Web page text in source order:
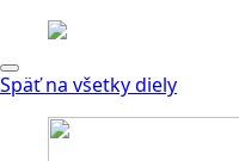
Späť na všetky diely